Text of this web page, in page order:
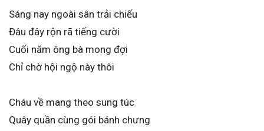
Sáng nay ngoài sân trải chiếu
Đâu đây rộn rã tiếng cười
Cuối năm ông bà mong đợi
Chỉ chờ hội ngộ này thôi
Cháu về mang theo sung túc
Quây quần cùng gói bánh chưng